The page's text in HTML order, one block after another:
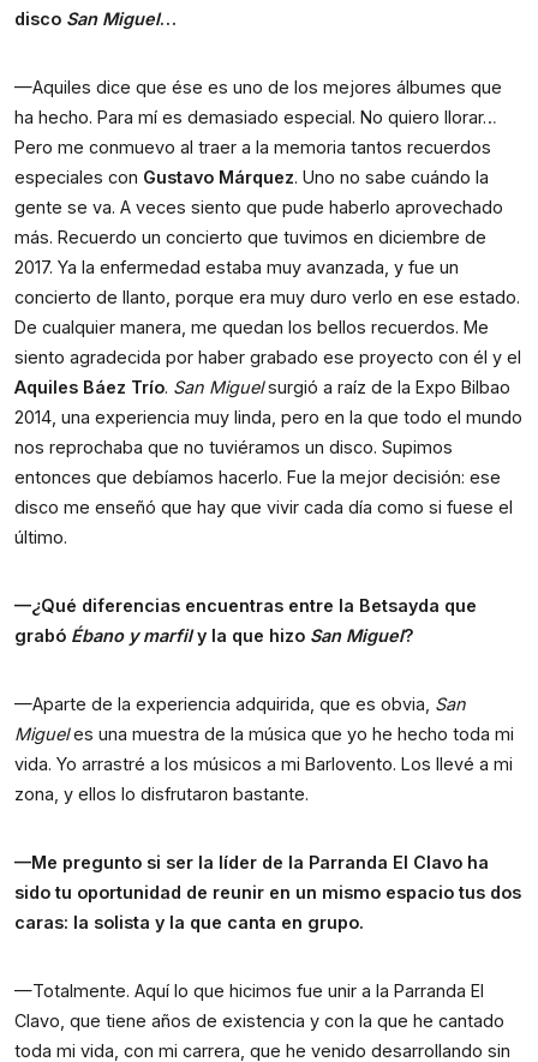
disco San Miguel…
—Aquiles dice que ése es uno de los mejores álbumes que
ha hecho. Para mí es demasiado especial. No quiero llorar…
Pero me conmuevo al traer a la memoria tantos recuerdos
especiales con Gustavo Márquez. Uno no sabe cuándo la
gente se va. A veces siento que pude haberlo aprovechado
más. Recuerdo un concierto que tuvimos en diciembre de
2017. Ya la enfermedad estaba muy avanzada, y fue un
concierto de llanto, porque era muy duro verlo en ese estado.
De cualquier manera, me quedan los bellos recuerdos. Me
siento agradecida por haber grabado ese proyecto con él y el
Aquiles Báez Trío. San Miguelsurgió a raíz de la Expo Bilbao
2014, una experiencia muy linda, pero en la que todo el mundo
nos reprochaba que no tuviéramos un disco. Supimos
entonces que debíamos hacerlo. Fue la mejor decisión: ese
disco me enseñó que hay que vivir cada día como si fuese el
último.
—¿Qué diferencias encuentras entre la Betsayda que
grabó Ébano y marfily la que hizo San Miguel?
—Aparte de la experiencia adquirida, que es obvia, San
Migueles una muestra de la música que yo he hecho toda mi
vida. Yo arrastré a los músicos a mi Barlovento. Los llevé a mi
zona, y ellos lo disfrutaron bastante.
—Me pregunto si ser la líder de la Parranda El Clavo ha
sido tu oportunidad de reunir en un mismo espacio tus dos
caras: la solista y la que canta en grupo.
—Totalmente. Aquí lo que hicimos fue unir a la Parranda El
Clavo, que tiene años de existencia y con la que he cantado
toda mi vida, con mi carrera, que he venido desarrollando sin